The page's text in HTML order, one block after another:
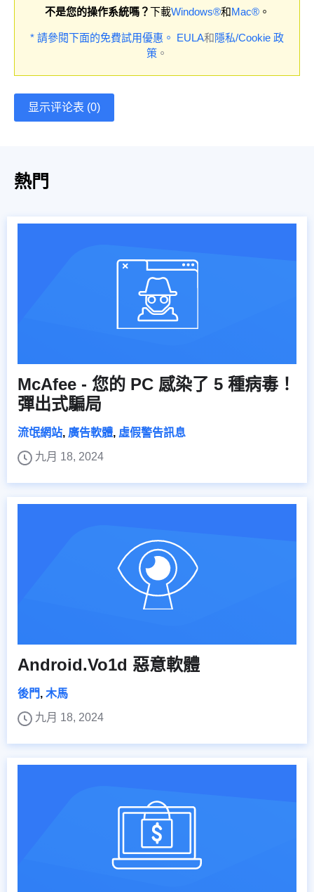
不是您的操作系統嗎？下載Windows®和Mac®。
* 請參閱下面的免費試用優惠。 EULA和隱私/Cookie 政
策 。
显示评论表 (0)
熱門
McAfee - 您的 PC 感染了 5 種病毒！
彈出式騙局
流氓網站, 廣告軟體, 虛假警告訊息
九月 18, 2024
Android.Vo1d 惡意軟體
後門, 木馬
九月 18, 2024